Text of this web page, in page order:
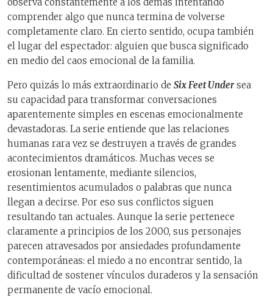
comprender algo que nunca termina de volverse
completamente claro. En cierto sentido, ocupa también
el lugar del espectador: alguien que busca significado
en medio del caos emocional de la familia.
Pero quizás lo más extraordinario de Six Feet Undersea
su capacidad para transformar conversaciones
aparentemente simples en escenas emocionalmente
devastadoras. La serie entiende que las relaciones
humanas rara vez se destruyen a través de grandes
acontecimientos dramáticos. Muchas veces se
erosionan lentamente, mediante silencios,
resentimientos acumulados o palabras que nunca
llegan a decirse. Por eso sus conflictos siguen
resultando tan actuales. Aunque la serie pertenece
claramente a principios de los 2000, sus personajes
parecen atravesados por ansiedades profundamente
contemporáneas: el miedo a no encontrar sentido, la
dificultad de sostener vínculos duraderos y la sensación
permanente de vacío emocional.